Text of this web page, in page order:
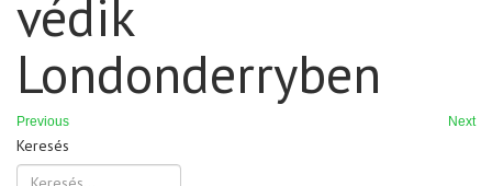
védik
Londonderryben
Previous Next
Keresés